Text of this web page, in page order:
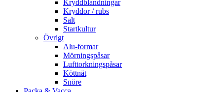
Kryddblandningar
Kryddor / rubs
Salt
Startkultur
Övrigt
Alu-formar
Mörningspåsar
Lufttorkningspåsar
Köttnät
Snöre